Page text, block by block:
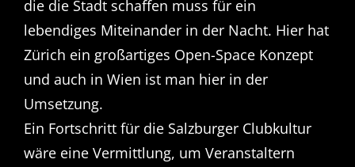
die die Stadt schaffen muss für ein
lebendiges Miteinander in der Nacht. Hier hat
Zürich ein großartiges Open-Space Konzept
und auch in Wien ist man hier in der
Umsetzung.
Ein Fortschritt für die Salzburger Clubkultur
wäre eine Vermittlung, um Veranstaltern